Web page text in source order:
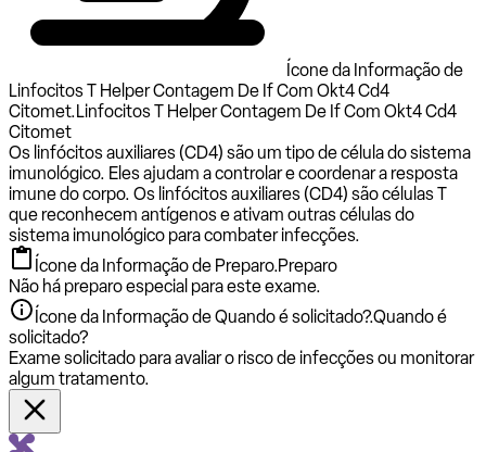
Ícone da Informação de
Linfocitos T Helper Contagem De If Com Okt4 Cd4
Citomet.Linfocitos T Helper Contagem De If Com Okt4 Cd4
Citomet
Os linfócitos auxiliares (CD4) são um tipo de célula do sistema
imunológico. Eles ajudam a controlar e coordenar a resposta
imune do corpo. Os linfócitos auxiliares (CD4) são células T
que reconhecem antígenos e ativam outras células do
sistema imunológico para combater infecções.
Ícone da Informação de Preparo.Preparo
Não há preparo especial para este exame.
Ícone da Informação de Quando é solicitado?.Quando é
solicitado?
Exame solicitado para avaliar o risco de infecções ou monitorar
algum tratamento.